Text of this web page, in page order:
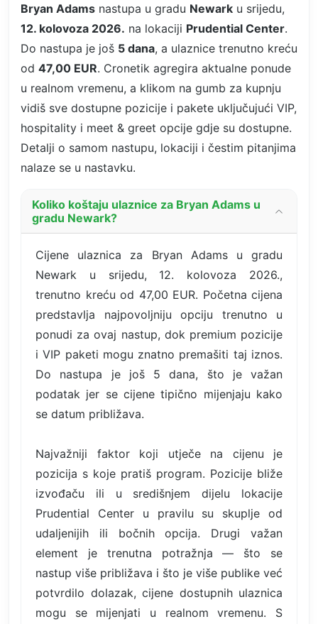
Bryan Adams nastupa u gradu Newark u srijedu,
12. kolovoza 2026. na lokaciji Prudential Center.
Do nastupa je još 5 dana, a ulaznice trenutno kreću
od 47,00 EUR. Cronetik agregira aktualne ponude
u realnom vremenu, a klikom na gumb za kupnju
vidiš sve dostupne pozicije i pakete uključujući VIP,
hospitality i meet & greet opcije gdje su dostupne.
Detalji o samom nastupu, lokaciji i čestim pitanjima
nalaze se u nastavku.
Koliko koštaju ulaznice za Bryan Adams u
gradu Newark?
Cijene ulaznica za Bryan Adams u gradu
Newark u srijedu, 12. kolovoza 2026.,
trenutno kreću od 47,00 EUR. Početna cijena
predstavlja najpovoljniju opciju trenutno u
ponudi za ovaj nastup, dok premium pozicije
i VIP paketi mogu znatno premašiti taj iznos.
Do nastupa je još 5 dana, što je važan
podatak jer se cijene tipično mijenjaju kako
se datum približava.
Najvažniji faktor koji utječe na cijenu je
pozicija s koje pratiš program. Pozicije bliže
izvođaču ili u središnjem dijelu lokacije
Prudential Center u pravilu su skuplje od
udaljenijih ili bočnih opcija. Drugi važan
element je trenutna potražnja — što se
nastup više približava i što je više publike već
potvrdilo dolazak, cijene dostupnih ulaznica
mogu se mijenjati u realnom vremenu. S